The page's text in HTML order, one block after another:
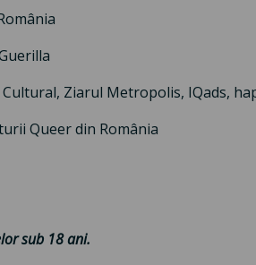
Ziarul Metropolis, IQads,
Queer din România
sub 18 ani.